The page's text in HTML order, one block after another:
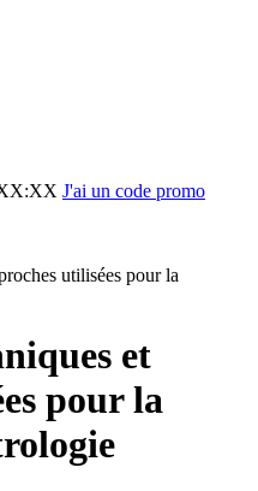
J'ai un code promo
utilisées pour la
et
pour la